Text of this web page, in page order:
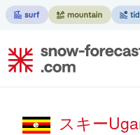
スキー